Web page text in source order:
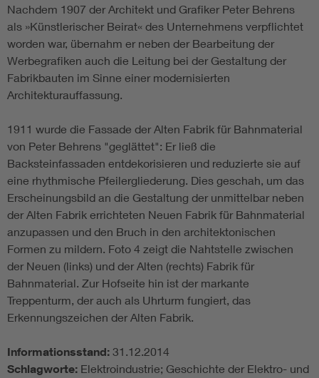
Nachdem 1907 der Architekt und Grafiker Peter Behrens
als »Künstlerischer Beirat« des Unternehmens verpflichtet
worden war, übernahm er neben der Bearbeitung der
Werbegrafiken auch die Leitung bei der Gestaltung der
Fabrikbauten im Sinne einer modernisierten
Architekturauffassung.
1911 wurde die Fassade der Alten Fabrik für Bahnmaterial
von Peter Behrens "geglättet": Er ließ die
Backsteinfassaden entdekorisieren und reduzierte sie auf
eine rhythmische Pfeilergliederung. Dies geschah, um das
Erscheinungsbild an die Gestaltung der unmittelbar neben
der Alten Fabrik errichteten Neuen Fabrik für Bahnmaterial
anzupassen und den Bruch in den architektonischen
Formen zu mildern. Foto 4 zeigt die Nahtstelle zwischen
der Neuen (links) und der Alten (rechts) Fabrik für
Bahnmaterial. Zur Hofseite hin ist der markante
Treppenturm, der auch als Uhrturm fungiert, das
Erkennungszeichen der Alten Fabrik.
Informationsstand: 31.12.2014
Schlagworte: Elektroindustrie; Geschichte der Elektro- und